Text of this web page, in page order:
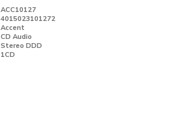
ACC10127
4015023101272
Accent
CD Audio
Stereo DDD
1CD